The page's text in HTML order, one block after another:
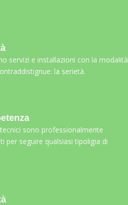
servizi e installazioni con la modalità
la serietà.
sono professionalmente
per seguire qualsiasi tipoligia di